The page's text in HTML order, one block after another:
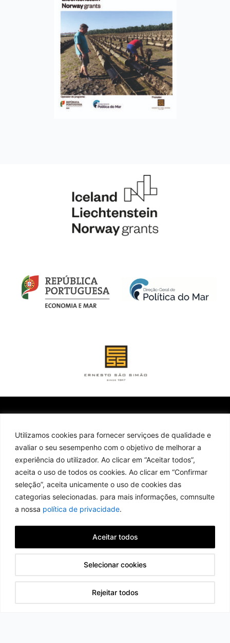
Utilizamos cookies para fornecer serviçoes de qualidade e
avaliar o seu sesempenho com o objetivo de melhorar a
experiência do utilizador. Ao clicar em “Aceitar todos”,
aceita o uso de todos os cookies. Ao clicar em “Confirmar
seleção”, aceita unicamente o uso de cookies das
categorias selecionadas. para mais informações, comnsulte
a nossa política de privacidade.
Selecionar cookies
Rejeitar todos
Aceitar todos
+351 917 528 575